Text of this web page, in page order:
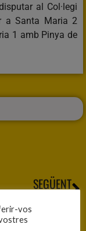
al Col·legi
a Santa Maria 2
1 amb Pinya de
SEGÜENT
vos